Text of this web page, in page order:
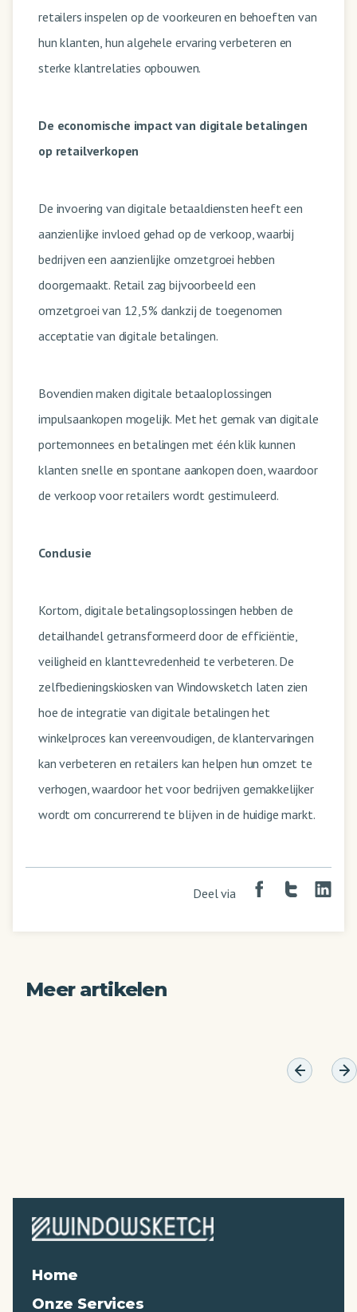
retailers inspelen op de voorkeuren en behoeften van
hun klanten, hun algehele ervaring verbeteren en
sterke klantrelaties opbouwen.
De economische impact van digitale betalingen
op retailverkopen
De invoering van digitale betaaldiensten heeft een
aanzienlijke invloed gehad op de verkoop, waarbij
bedrijven een aanzienlijke omzetgroei hebben
doorgemaakt. Retail zag bijvoorbeeld een
omzetgroei van 12,5% dankzij de toegenomen
acceptatie van digitale betalingen.
Bovendien maken digitale betaaloplossingen
impulsaankopen mogelijk. Met het gemak van digitale
portemonnees en betalingen met één klik kunnen
klanten snelle en spontane aankopen doen, waardoor
de verkoop voor retailers wordt gestimuleerd.
Conclusie
Kortom, digitale betalingsoplossingen hebben de
detailhandel getransformeerd door de efficiëntie,
veiligheid en klanttevredenheid te verbeteren. De
zelfbedieningskiosken van Windowsketch laten zien
hoe de integratie van digitale betalingen het
winkelproces kan vereenvoudigen, de klantervaringen
kan verbeteren en retailers kan helpen hun omzet te
verhogen, waardoor het voor bedrijven gemakkelijker
wordt om concurrerend te blijven in de huidige markt.
Deel via
Meer artikelen
Home
Onze Services